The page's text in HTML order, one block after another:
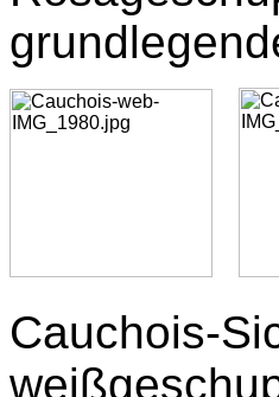
Cauchois-